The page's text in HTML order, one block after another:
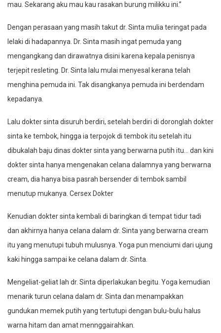
mau. Sekarang aku mau kau rasakan burung milikku ini.”
Dengan perasaan yang masih takut dr. Sinta mulia teringat pada
lelaki di hadapannya. Dr. Sinta masih ingat pemuda yang
mengangkang dan dirawatnya disini karena kepala penisnya
terjepit resleting. Dr. Sinta lalu mulai menyesal kerana telah
menghina pemuda ini. Tak disangkanya pemuda ini berdendam
kepadanya.
Lalu dokter sinta disuruh berdiri, setelah berdiri di doronglah dokter
sinta ke tembok, hingga ia terpojok di tembok itu setelah itu
dibukalah baju dinas dokter sinta yang berwarna putih itu… dan kini
dokter sinta hanya mengenakan celana dalamnya yang berwarna
cream, dia hanya bisa pasrah bersender di tembok sambil
menutup mukanya. Cersex Dokter
Kenudian dokter sinta kembali di baringkan di tempat tidur tadi
dan akhirnya hanya celana dalam dr. Sinta yang berwarna cream
itu yang menutupi tubuh mulusnya. Yoga pun menciumi dari ujung
kaki hingga sampai ke celana dalam dr. Sinta.
Mengeliat-geliat lah dr. Sinta diperlakukan begitu. Yoga kemudian
menarik turun celana dalam dr. Sinta dan menampakkan
gundukan memek putih yang tertutupi dengan bulu-bulu halus
warna hitam dan amat mennggairahkan.